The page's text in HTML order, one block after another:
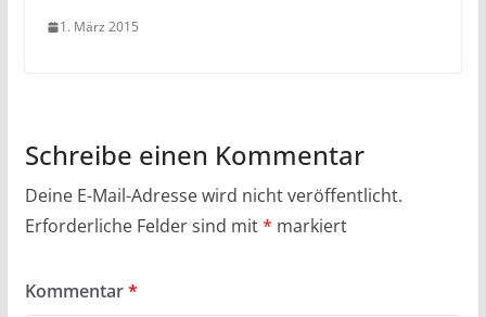
1. März 2015
Schreibe einen Kommentar
Deine E-Mail-Adresse wird nicht veröffentlicht.
Erforderliche Felder sind mit* markiert
Kommentar*